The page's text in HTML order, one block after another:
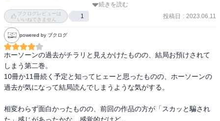
意外な犯人であろうとは推測していたし、ホロビッツの推理はきっ
と間違っていることも予想通り。
二人のコンビネーションの息があってきているようで、次作も楽し
み。
続きを読む
ブクログレビューは
いいねできません
1 投稿日 : 2023.06.11
powered by ブクログ
ホーソーンの過去がチラリと見えかけたものの、結局お預けされて
しまう第二巻。
10冊か11冊続く予定と知ってヒェーと思ったものの、ホーソーンの
過去が気になって結局読んでしまうような気がする。
相変わらず面白かったものの、前回の作品の方が「スカッと騙され